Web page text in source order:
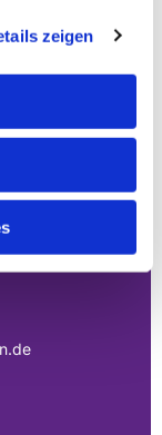
zeigen
DER